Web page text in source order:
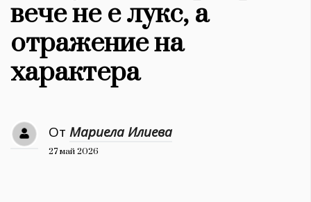
Красота
777
Дизайн
Книги 1188
вече не е лукс, а
отражение на
характера
От Мариела Илиева
27 май 2026